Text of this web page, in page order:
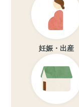
妊娠・出産